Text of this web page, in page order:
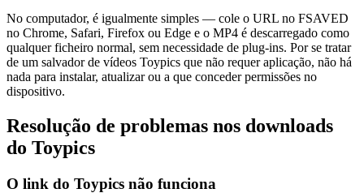
No computador, é igualmente simples — cole o URL no FSAVED
no Chrome, Safari, Firefox ou Edge e o MP4 é descarregado como
qualquer ficheiro normal, sem necessidade de plug-ins. Por se tratar
de um salvador de vídeos Toypics que não requer aplicação, não há
nada para instalar, atualizar ou a que conceder permissões no
dispositivo.
Resolução de problemas nos downloads
do Toypics
O link do Toypics não funciona